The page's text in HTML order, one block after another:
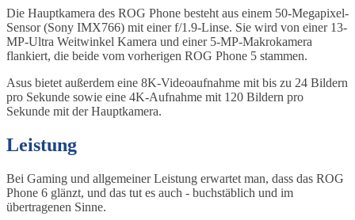
Die Hauptkamera des ROG Phone besteht aus einem 50-Megapixel-
Sensor (Sony IMX766) mit einer f/1.9-Linse. Sie wird von einer 13-
MP-Ultra Weitwinkel Kamera und einer 5-MP-Makrokamera
flankiert, die beide vom vorherigen ROG Phone 5 stammen.
Asus bietet außerdem eine 8K-Videoaufnahme mit bis zu 24 Bildern
pro Sekunde sowie eine 4K-Aufnahme mit 120 Bildern pro
Sekunde mit der Hauptkamera.
Leistung
Bei Gaming und allgemeiner Leistung erwartet man, dass das ROG
Phone 6 glänzt, und das tut es auch - buchstäblich und im
übertragenen Sinne.